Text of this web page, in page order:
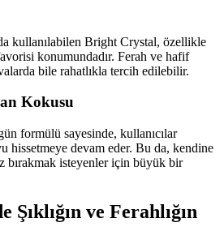
kullanılabilen Bright Crystal, özellikle
konumundadır. Ferah ve hafif
bile rahatlıkla tercih edilebilir.
Kokusu
formülü sayesinde, kullanıcılar
hissetmeye devam eder. Bu da, kendine
bırakmak isteyenler için büyük bir
Şıklığın ve Ferahlığın